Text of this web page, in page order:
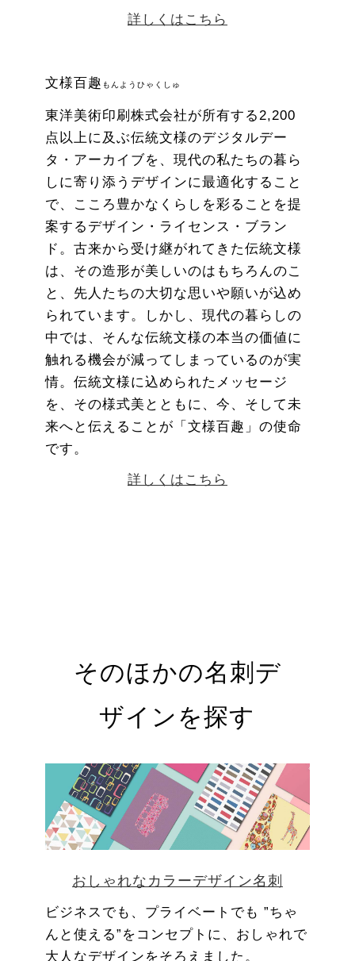
詳しくはこちら
文様百趣 もんようひゃくしゅ
東洋美術印刷株式会社が所有する2,200
点以上に及ぶ伝統文様のデジタルデー
タ・アーカイブを、現代の私たちの暮ら
しに寄り添うデザインに最適化すること
で、こころ豊かなくらしを彩ることを提
案するデザイン・ライセンス・ブラン
ド。古来から受け継がれてきた伝統文様
は、その造形が美しいのはもちろんのこ
と、先人たちの大切な思いや願いが込め
られています。しかし、現代の暮らしの
中では、そんな伝統文様の本当の価値に
触れる機会が減ってしまっているのが実
情。伝統文様に込められたメッセージ
を、その様式美とともに、今、そして未
来へと伝えることが「文様百趣」の使命
です。
詳しくはこちら
そのほかの名刺デ
ザインを探す
おしゃれなカラーデザイン名刺
ビジネスでも、プライベートでも ”ちゃ
んと使える”をコンセプトに、おしゃれで
大人なデザインをそろえました。